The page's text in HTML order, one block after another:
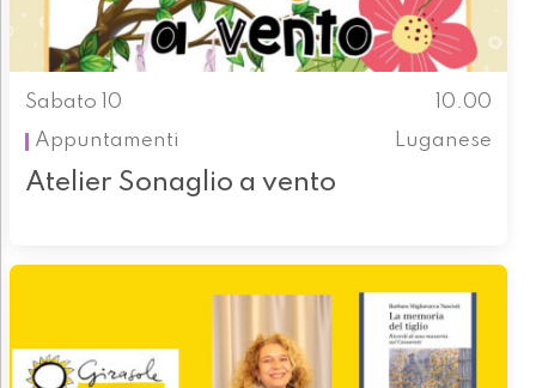
Sabato 10
10.00
Appuntamenti
Luganese
Atelier Sonaglio a vento